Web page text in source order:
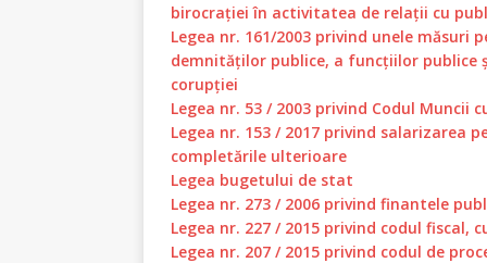
birocrației în activitatea de relații cu
Legea nr. 161/2003 privind unele
demnităților publice, a funcțiilor publice
corupției
Legea nr. 53 / 2003 privind Codul
Legea nr. 153 / 2017 privind salarizarea
completările ulterioare
Legea bugetului de stat
Legea nr. 273 / 2006 privind finantele
Legea nr. 227 / 2015 privind codul
Legea nr. 207 / 2015 privind codul de